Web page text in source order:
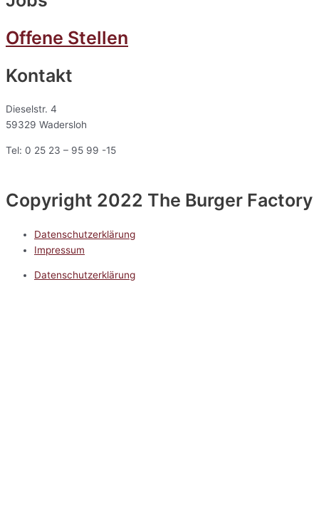
Offene Stellen
Kontakt
Dieselstr. 4
59329 Wadersloh
Tel: 0 25 23 – 95 99 -15
Copyright 2022 The Burger Factory
Datenschutzerklärung
Impressum
Datenschutzerklärung